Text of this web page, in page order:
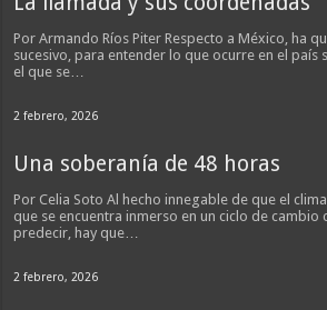
Por Armando Ríos Piter Respecto a México, ha
sucesivo, para entender lo que ocurre en el país
el que se…
2 febrero, 2026
Una soberanía de 48 horas
Por Celia Soto Al hecho innegable de que el
que se encuentra inmerso en un ciclo de
predecir, hay que…
2 febrero, 2026